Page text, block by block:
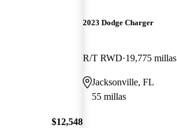
$12,548
2023 Dodge Charger
R/T RWD 19,775 millas
Jacksonville, FL
55 millas